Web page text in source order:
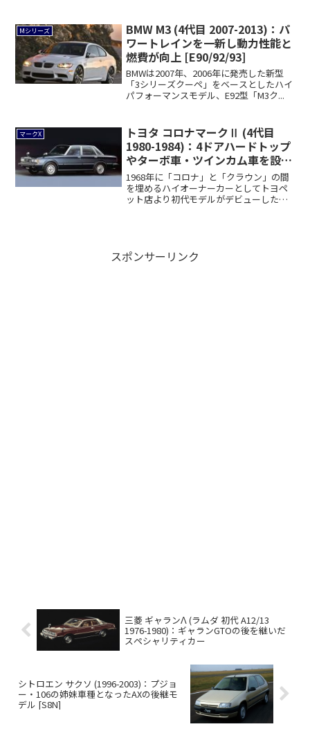
Mシリーズ
BMW M3 (4代目 2007-2013)：パ
ワートレインを一新し動力性能と
燃費が向上 [E90/92/93]
BMWは2007年、2006年に発売した新型
「3シリーズクーペ」をベースとしたハイ
パフォーマンスモデル、E92型「M3ク...
マークX
トヨタ コロナマークⅡ (4代目
1980-1984)：4ドアハードトップ
やターボ車・ツインカム車を設定
[X60]
1968年に「コロナ」と「クラウン」の間
を埋めるハイオーナーカーとしてトヨペ
ット店より初代モデルがデビューした
スポンサーリンク
三菱 ギャランΛ (ラムダ 初代 A12/13
1976-1980)：ギャランGTOの後を継いだ
スペシャリティカー
シトロエン サクソ (1996-2003)：プジョ
ー・106の姉妹車種となったAXの後継モ
デル [S8N]